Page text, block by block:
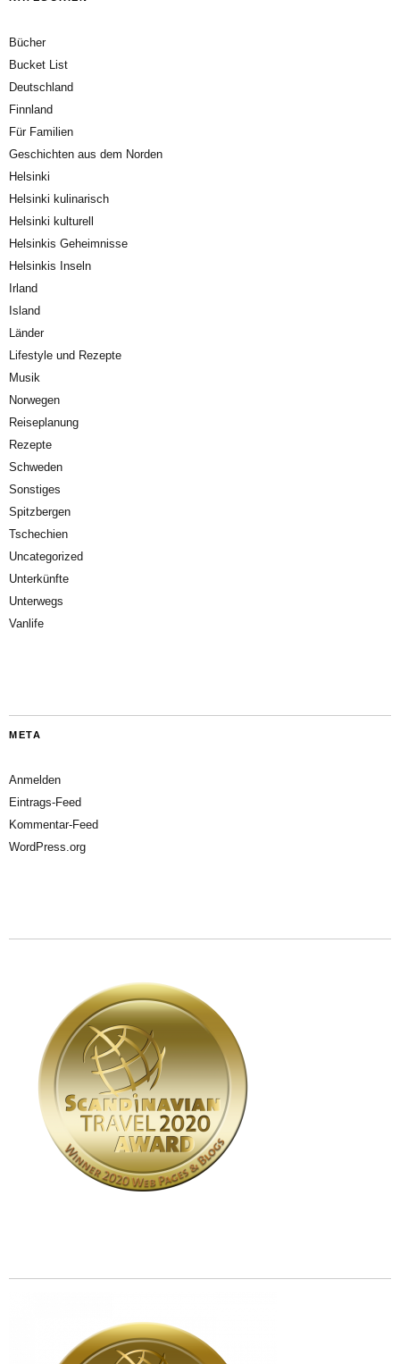
Bücher
Bucket List
Deutschland
Finnland
Für Familien
Geschichten aus dem Norden
Helsinki
Helsinki kulinarisch
Helsinki kulturell
Helsinkis Geheimnisse
Helsinkis Inseln
Irland
Island
Länder
Lifestyle und Rezepte
Musik
Norwegen
Reiseplanung
Rezepte
Schweden
Sonstiges
Spitzbergen
Tschechien
Uncategorized
Unterkünfte
Unterwegs
Vanlife
META
Anmelden
Eintrags-Feed
Kommentar-Feed
WordPress.org